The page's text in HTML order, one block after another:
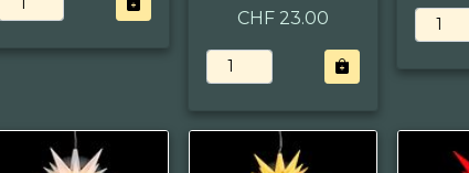
CHF 23.00